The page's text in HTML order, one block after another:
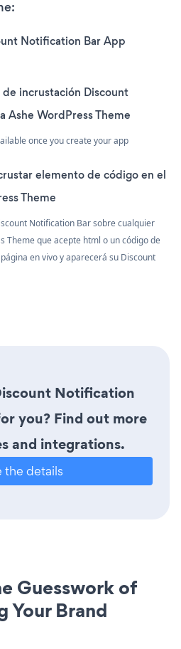
Notification Bar App
incrustación Discount
Ashe WordPress Theme
once you create your app
elemento de código en el
Theme
Notification Bar sobre cualquier
Theme que acepte html o un código de
en vivo y aparecerá su Discount
Notification
you? Find out more
and integrations.
the details
Guesswork of
Your Brand